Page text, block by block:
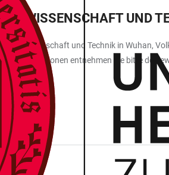
WISSENSCHAFT UND
Wissenschaft und Technik in Wuhan,
Informationen entnehmen Sie bitte der